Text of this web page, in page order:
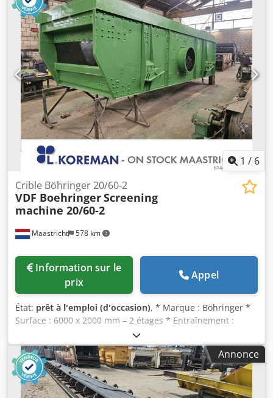
machine, documentation technique ; Accessoires :
mandrin à 3 mors, div. porte-outils Vidéo disponible
Crodpfxowwluzo Abksf *
1 / 6
Maastricht 578 km
Crible Böhringer 20/60-2
VDF BoehringerScreening
machine 20/60-2
prix
Appel
État: prêt à l'emploi (d'occasion), * Marque : Böhringer *
Surface : 6000 x 2000 mm – 2 étages * Entraînement :
moteur électrique 22 kW Cjdpfeywngtjx Abkerf * Inclus :
ressorts et supports de ressorts
Annonce